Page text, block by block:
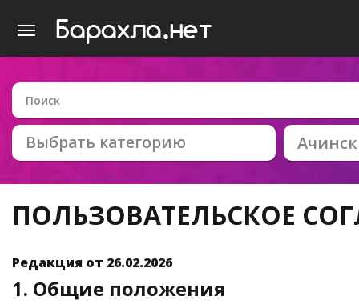
Выбрать категорию Ачинск
ПОЛЬЗОВАТЕЛЬСКОЕ
Редакция от 26.02.2026
1. Общие положения